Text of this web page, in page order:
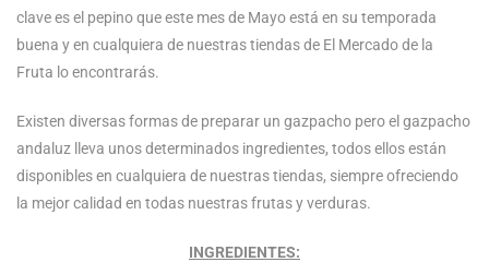
clave es el pepino que este mes de Mayo está en su temporada
buena y en cualquiera de nuestras tiendas de El Mercado de la
Fruta lo encontrarás.
Existen diversas formas de preparar un gazpacho pero el gazpacho
andaluz lleva unos determinados ingredientes, todos ellos están
disponibles en cualquiera de nuestras tiendas, siempre ofreciendo
la mejor calidad en todas nuestras frutas y verduras.
INGREDIENTES: